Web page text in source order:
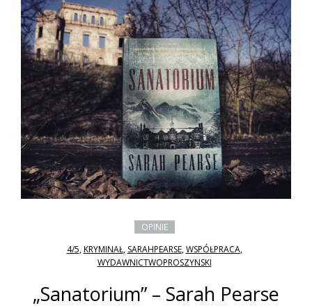
OPINIE
4/5,KRYMINAŁ, SARAHPEARSE,WSPÓŁPRACA,
WYDAWNICTWOPROSZYNSKI
„Sanatorium” – Sarah Pearse